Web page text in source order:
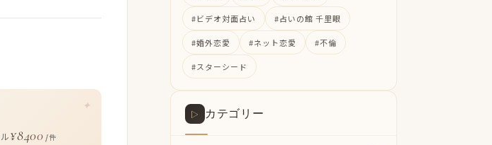
¥8400 /件
#ビデオ対面占い #占いの館 千里眼
#婚外恋愛 #ネット恋愛 #不倫
#スターシード
▷ カテゴリー